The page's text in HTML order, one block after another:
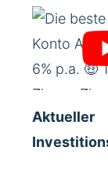
Aktueller